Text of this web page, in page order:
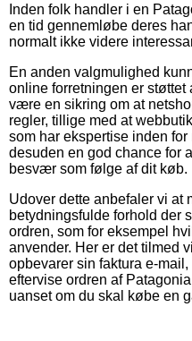
Inden folk handler i en
en tid gennemløbe deres
normalt ikke videre
En anden valgmulighed
online forretningen er
være en sikring om at
regler, tillige med at
som har ekspertise inden
desuden en god chance for
besvær som følge af dit køb.
Udover dette anbefaler vi at
betydningsfulde forhold der
ordren, som for eksempel
anvender. Her er det tilmed
opbevarer sin faktura e-
eftervise ordren af
uanset om du skal købe en